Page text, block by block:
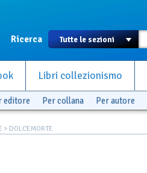
Ricerca
Libri collezionismo
editore Per collana Per autore
> DOLCEMORTE